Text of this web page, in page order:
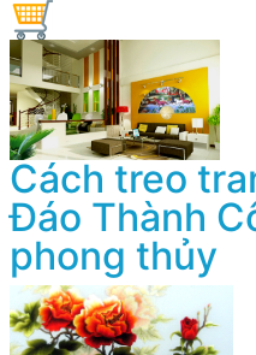
Cách treo
Đáo Thành
phong thủy